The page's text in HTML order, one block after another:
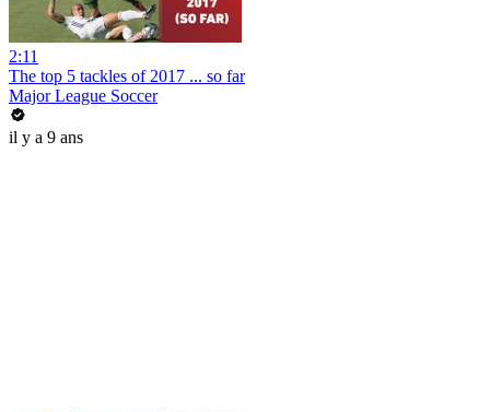
2:11
The top 5 tackles of 2017 ... so far
Major League Soccer
il y a 9 ans